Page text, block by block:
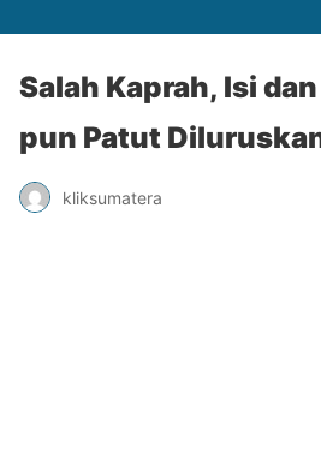
Salah Kaprah, Isi
pun Patut
kliksumatera